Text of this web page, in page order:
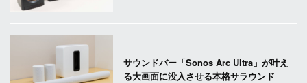
サウンドバー「Sonos Arc Ultra」が叶え
る大画面に没入させる本格サラウンド